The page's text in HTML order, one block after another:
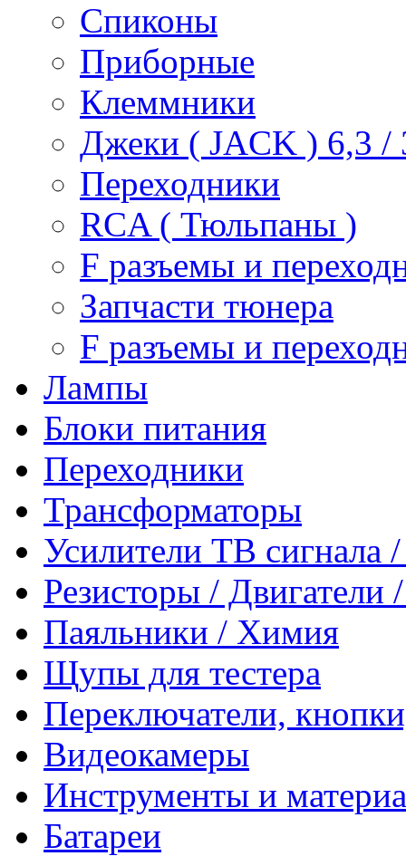
Спиконы
Приборные
Клеммники
Джеки ( JACK ) 6,3 /
Переходники
RCA ( Тюльпаны )
F разъемы и
Запчасти тюнера
F разъемы и
Лампы
Блоки питания
Переходники
Трансформаторы
Усилители ТВ сигнала
Резисторы /
Паяльники / Химия
Щупы для тестера
Переключатели,
Видеокамеры
Инструменты и
Батареи